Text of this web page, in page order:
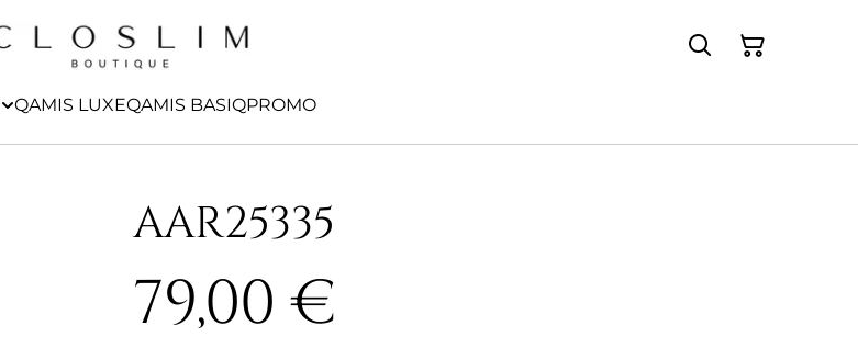
QAMIS LUXEQAMIS BASIQPROMO
AAR25335
79,00 €